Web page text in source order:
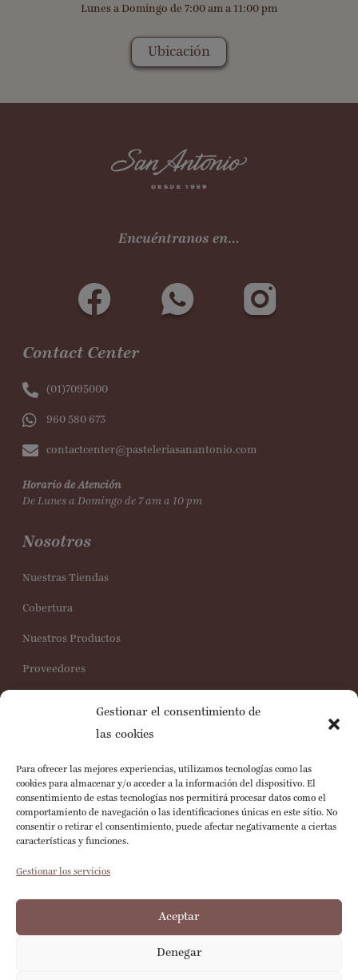
Gestionar el consentimiento de
las cookies
Para ofrecer las mejores experiencias, utilizamos tecnologías como las
cookies para almacenar y/o acceder a la información del dispositivo. El
consentimiento de estas tecnologías nos permitirá procesar datos como el
comportamiento de navegación o las identificaciones únicas en este sitio. No
consentir o retirar el consentimiento, puede afectar negativamente a ciertas
características y funciones.
Gestionar los servicios
Aceptar
Denegar
Lunes a Domingo de 7:00 am a 11:00 pm
Ubicación
Encuéntranos en…
Contact Center
(01)7095000
960 580 673
contactcenter@pasteleriasanantonio.com
Horario de Atención
De Lunes a Domingo de 7 am a 10 pm
Nosotros
Nuestras Tiendas
Cobertura
Nuestros Productos
Proveedores
Servicio al Cliente
Preguntas Frecuentes
Política de Cookies
Legales Web